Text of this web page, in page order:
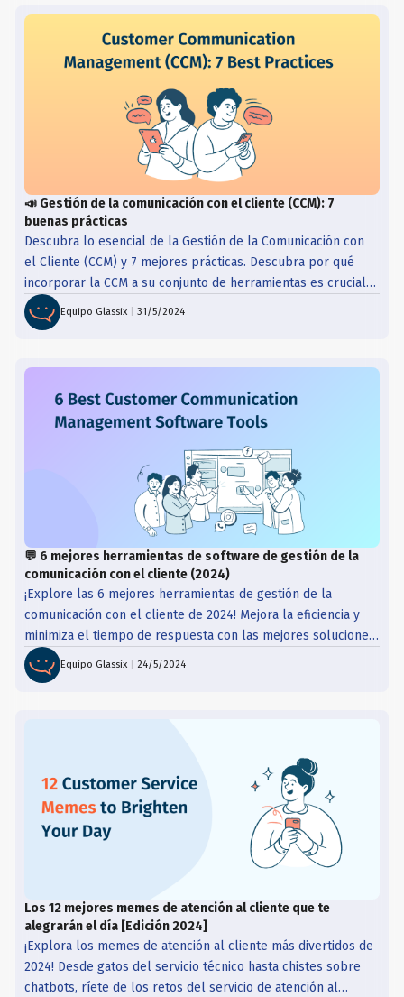
📣 Gestión de la comunicación con el cliente (CCM): 7
buenas prácticas
Descubra lo esencial de la Gestión de la Comunicación con
el Cliente (CCM) y 7 mejores prácticas. Descubra por qué
incorporar la CCM a su conjunto de herramientas es crucial
para el éxito.
Equipo Glassix |31/5/2024
💬 6 mejores herramientas de software de gestión de la
comunicación con el cliente (2024)
¡Explore las 6 mejores herramientas de gestión de la
comunicación con el cliente de 2024! Mejora la eficiencia y
minimiza el tiempo de respuesta con las mejores soluciones
de software para empresas.
Equipo Glassix 24/5/2024
Los 12 mejores memes de atención al cliente que te
alegrarán el día [Edición 2024]
¡Explora los memes de atención al cliente más divertidos de
2024! Desde gatos del servicio técnico hasta chistes sobre
chatbots, ríete de los retos del servicio de atención al